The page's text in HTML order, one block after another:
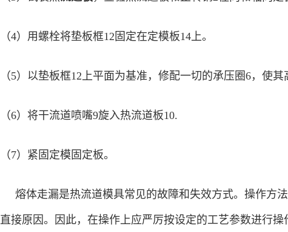
（4）用螺栓将垫板框12固定在定模板14上。
（5）以垫板框12上平面为基准，修配一切的承压圈6，使
（6）将干流道喷嘴9旋入热流道板10.
（7）紧固定模固定板。
熔体走漏是热流道模具常见的故障和失效方式。操作方
直接原因。因此，在操作上应严厉按设定的工艺参数进行